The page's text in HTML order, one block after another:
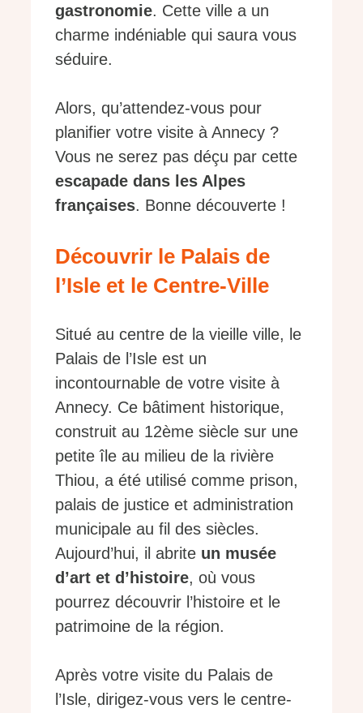
gastronomie. Cette ville a un
charme indéniable qui saura vous
séduire.
Alors, qu’attendez-vous pour
planifier votre visite à Annecy ?
Vous ne serez pas déçu par cette
escapade dans les Alpes
françaises. Bonne découverte !
Découvrir le Palais de
l’Isle et le Centre-Ville
Situé au centre de la vieille ville, le
Palais de l’Isle est un
incontournable de votre visite à
Annecy. Ce bâtiment historique,
construit au 12ème siècle sur une
petite île au milieu de la rivière
Thiou, a été utilisé comme prison,
palais de justice et administration
municipale au fil des siècles.
Aujourd’hui, il abrite un musée
d’art et d’histoire, où vous
pourrez découvrir l’histoire et le
patrimoine de la région.
Après votre visite du Palais de
l’Isle, dirigez-vous vers le centre-